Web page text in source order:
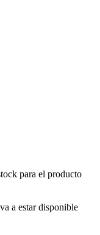
para el producto
a estar disponible